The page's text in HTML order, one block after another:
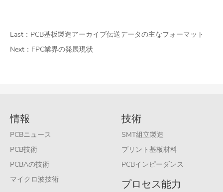
Last： PCB基板製造アーカイブ伝送データの主なフォーマット
Next： FPC業界の発展現状
情報
PCBニュース
PCB技術
PCBAの技術
マイクロ波技術
技術
SMT組立製造
プリント基板材料
PCBインピーダンス
プロセス能力